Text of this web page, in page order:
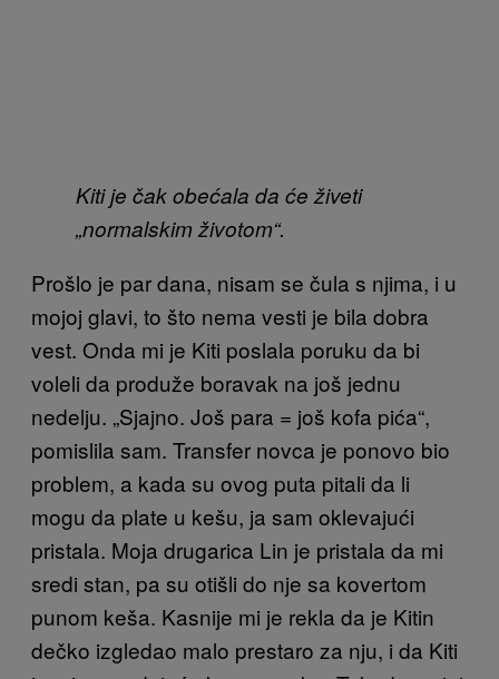
Kiti je čak obećala da će živeti
„normalskim životom“.
Prošlo je par dana, nisam se čula s njima, i u
mojoj glavi, to što nema vesti je bila dobra
vest. Onda mi je Kiti poslala poruku da bi
voleli da produže boravak na još jednu
nedelju. „Sjajno. Još para = još kofa pića“,
pomislila sam. Transfer novca je ponovo bio
problem, a kada su ovog puta pitali da li
mogu da plate u kešu, ja sam oklevajući
pristala. Moja drugarica Lin je pristala da mi
sredi stan, pa su otišli do nje sa kovertom
punom keša. Kasnije mi je rekla da je Kitin
dečko izgledao malo prestaro za nju, i da Kiti